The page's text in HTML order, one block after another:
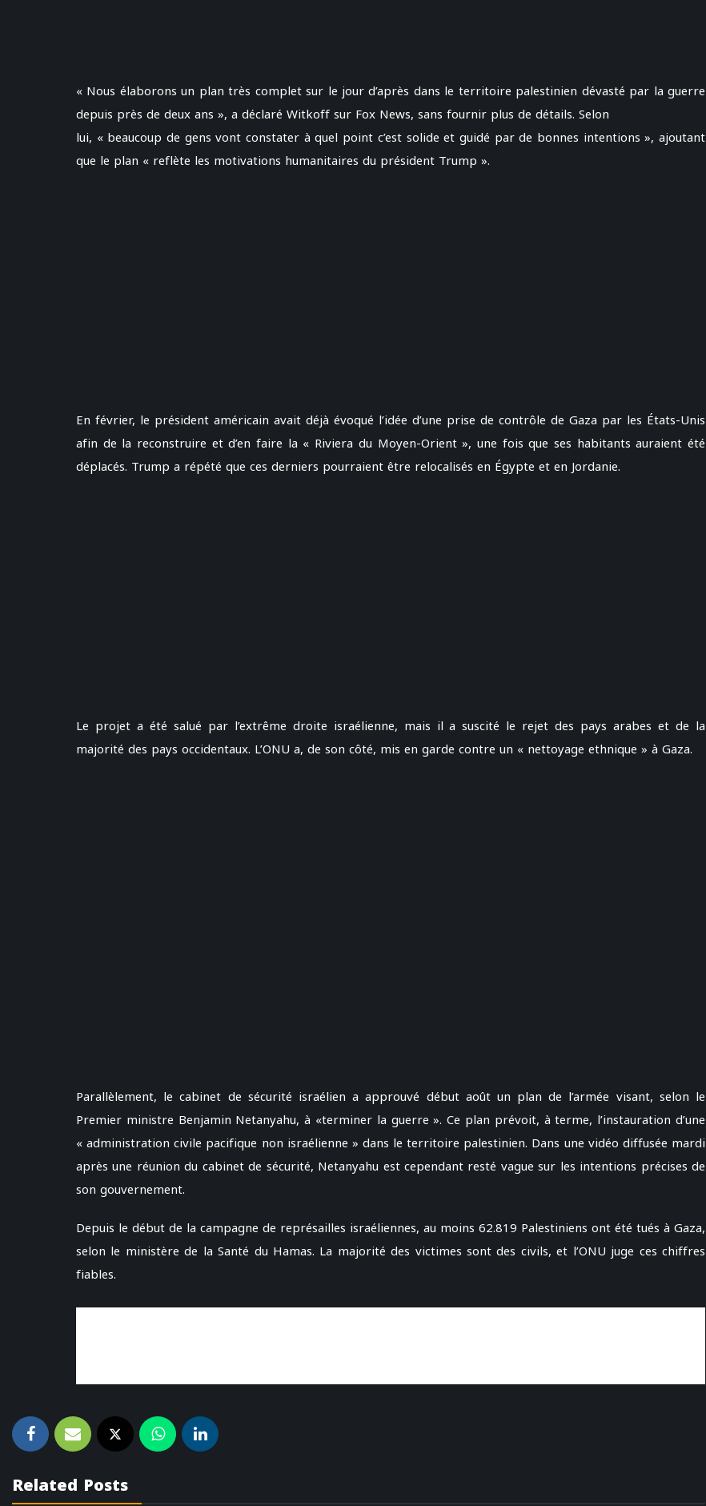
« Nous élaborons un plan très complet sur le jour d’après dans le territoire palestinien dévasté par la guerre
depuis près de deux ans », a déclaré Witkoff sur Fox News, sans fournir plus de détails. Selon
lui, « beaucoup de gens vont constater à quel point c’est solide et guidé par de bonnes intentions », ajoutant
que le plan « reflète les motivations humanitaires du président Trump ».
En février, le président américain avait déjà évoqué l’idée d’une prise de contrôle de Gaza par les États-Unis
afin de la reconstruire et d’en faire la « Riviera du Moyen-Orient », une fois que ses habitants auraient été
déplacés. Trump a répété que ces derniers pourraient être relocalisés en Égypte et en Jordanie.
Le projet a été salué par l’extrême droite israélienne, mais il a suscité le rejet des pays arabes et de la
majorité des pays occidentaux. L’ONU a, de son côté, mis en garde contre un « nettoyage ethnique » à Gaza.
Parallèlement, le cabinet de sécurité israélien a approuvé début août un plan de l’armée visant, selon le
Premier ministre Benjamin Netanyahu, à «terminer la guerre ». Ce plan prévoit, à terme, l’instauration d’une
« administration civile pacifique non israélienne » dans le territoire palestinien. Dans une vidéo diffusée mardi
après une réunion du cabinet de sécurité, Netanyahu est cependant resté vague sur les intentions précises de
son gouvernement.
Depuis le début de la campagne de représailles israéliennes, au moins 62.819 Palestiniens ont été tués à Gaza,
selon le ministère de la Santé du Hamas. La majorité des victimes sont des civils, et l’ONU juge ces chiffres
fiables.
Related Posts